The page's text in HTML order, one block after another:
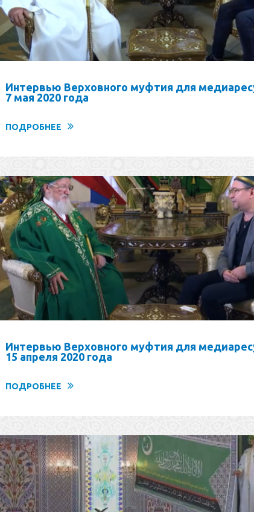
Интервью Верховного муфтия для
7 мая 2020 года
ПОДРОБНЕЕ
Интервью Верховного муфтия для
15 апреля 2020 года
ПОДРОБНЕЕ